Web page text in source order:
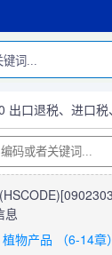
出口退税、进口
息
物产品 （6-14章）